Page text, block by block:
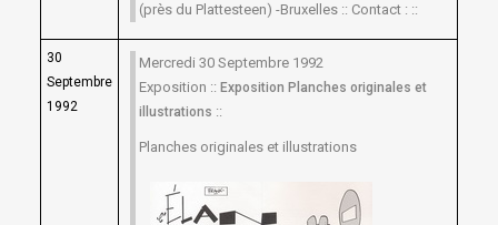
(près du Plattesteen) -Bruxelles :: Contact : ::
30
Septembre
1992
Mercredi 30 Septembre 1992
Exposition :: Exposition Planches originales et
illustrations ::
Planches originales et illustrations